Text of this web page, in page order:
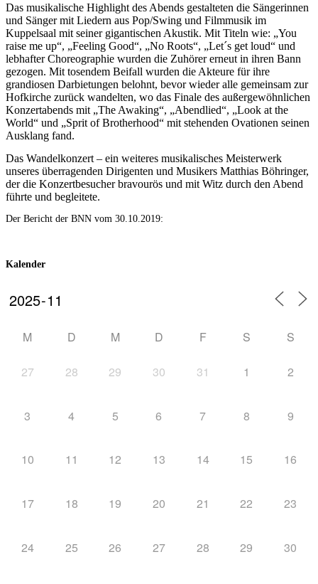
Das musikalische Highlight des Abends gestalteten die Sängerinnen
und Sänger mit Liedern aus Pop/Swing und Filmmusik im
Kuppelsaal mit seiner gigantischen Akustik. Mit Titeln wie: „You
raise me up“, „Feeling Good“, „No Roots“, „Let´s get loud“ und
lebhafter Choreographie wurden die Zuhörer erneut in ihren Bann
gezogen. Mit tosendem Beifall wurden die Akteure für ihre
grandiosen Darbietungen belohnt, bevor wiederalle gemeinsam zur
Hofkirche zurück wandelten, wo das Finale des außergewöhnlichen
Konzertabends mit „The Awaking“, „Abendlied“, „Look at the
World“ und „Sprit of Brotherhood“ mit stehenden Ovationen seinen
Ausklang fand.
Das Wandelkonzert – ein weiteres musikalisches Meisterwerk
unseres überragenden Dirigenten und Musikers Matthias Böhringer,
der die Konzertbesucher bravourös und mit Witz durch den Abend
führte und begleitete.
Der Bericht der BNN vom 30.10.2019:
Kalender
M D M D F S S
27 28 29 30 31 1 2
3 4 5 6 7 8 9
10 11 12 13 14 15 16
17 18 19 20 21 22 23
24 25 26 27 28 29 30